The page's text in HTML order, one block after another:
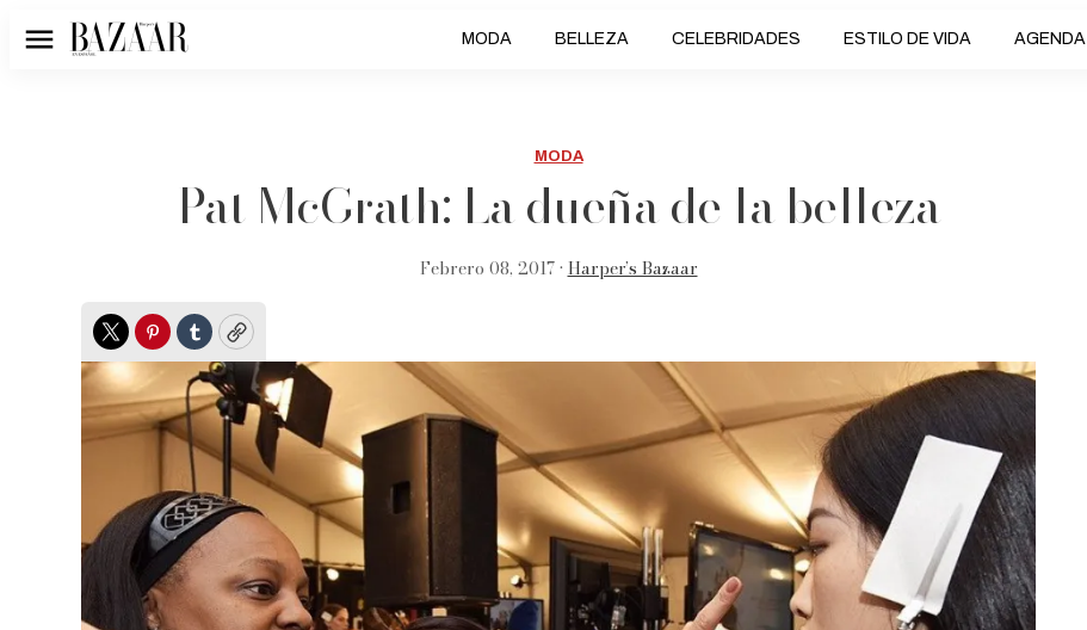
Menú MODA BELLEZA CELEBRIDADES ESTILO DE VIDA AGENDA
MODA
Pat McGrath: La dueña de la belleza
Febrero 08, 2017 • Harper’s Bazaar
TwitterPinterest
TumblrCopy